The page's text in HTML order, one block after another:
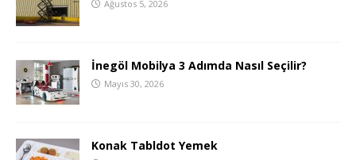
Ağustos 5, 2026
İnegöl Mobilya 3 Adımda Nasıl Seçilir?
Mayıs 30, 2026
Konak Tabldot Yemek